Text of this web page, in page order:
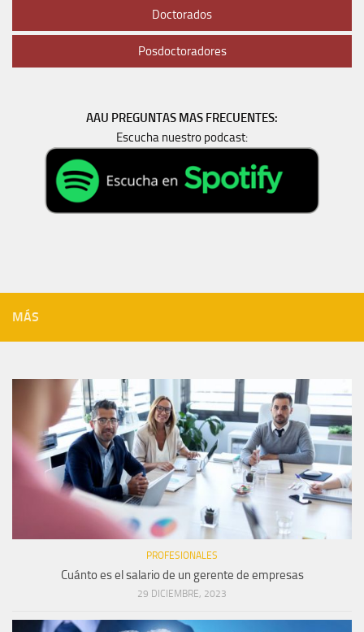
Doctorados
Posdoctoradores
AAU PREGUNTAS MAS FRECUENTES:
Escucha nuestro podcast:
MÁS
PROFESIONALES
Cuánto es el salario de un gerente de empresas
29 DICIEMBRE, 2023